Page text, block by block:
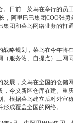
。日前，菜鸟在举行的员
，阿里巴巴集团COO张
集团和菜鸟网络业务的打
略规划，菜鸟在今年将
（服务站、自提点）三网
展，菜鸟在全国的仓储
，今义新区仓库在建。重
。根据菜鸟建立后对外宣
成覆盖全国的网络。